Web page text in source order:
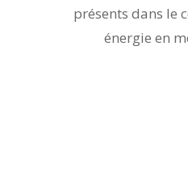
présents dans le
énergie en